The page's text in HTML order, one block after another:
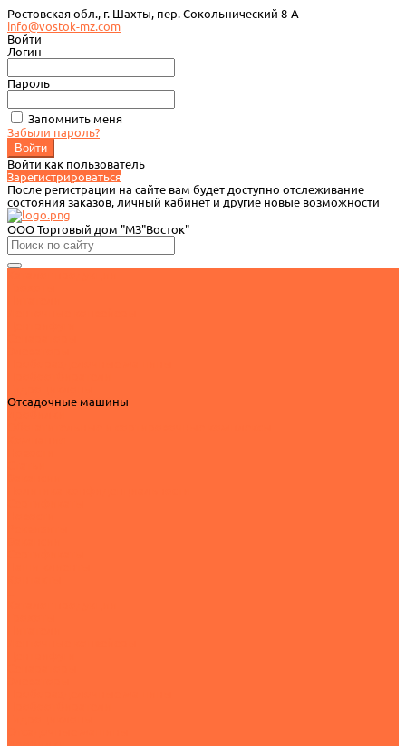
Ростовская обл., г. Шахты, пер. Сокольнический 8-А
info@vostok-mz.com
Войти
Логин
Пароль
Запомнить меня
Забыли пароль?
Войти как пользователь
Зарегистрироваться
После регистрации на сайте вам будет доступно отслеживание
состояния заказов, личный кабинет и другие новые возможности
ООО Торговый дом "МЗ"Восток"
Отсадочные машины